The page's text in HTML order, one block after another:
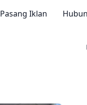
Pasang Iklan